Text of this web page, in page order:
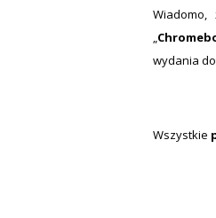
Wiadomo,
„
wydania
Wszystkie